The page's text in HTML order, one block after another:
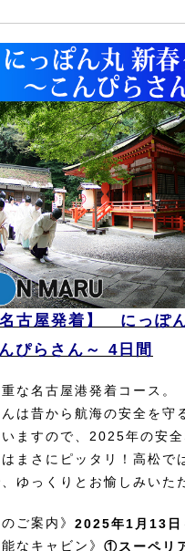
名古屋発着】 にっぽ
ぴらさん～ 4日間
な名古屋港発着コース。
は昔から航海の安全を守
ますので、2025年の安
まさにピッタリ！高松で
ゆっくりとお愉しみいた
ご案内》 2025年1月13日
なキャビン》 ①スーペリ